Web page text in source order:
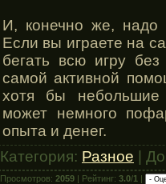
И, конечно же, надо
Если вы играете на
бегать всю игру
самой активной
хотя бы небольшие
может немного
опыта и денег.
Категория: Разное |
Просмотров: 2059 | Рейтинг: 3.0/1 |